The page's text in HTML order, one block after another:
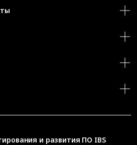
и развития ПО IBS